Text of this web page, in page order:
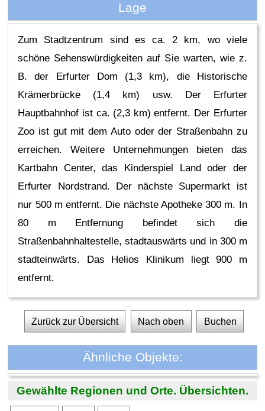
Lage
Zum Stadtzentrum sind es ca. 2 km, wo viele
schöne Sehenswürdigkeiten auf Sie warten, wie z.
B. der Erfurter Dom (1,3 km), die Historische
Krämerbrücke (1,4 km) usw. Der Erfurter
Hauptbahnhof ist ca. (2,3 km) entfernt. Der Erfurter
Zoo ist gut mit dem Auto oder der Straßenbahn zu
erreichen. Weitere Unternehmungen bieten das
Kartbahn Center, das Kinderspiel Land oder der
Erfurter Nordstrand. Der nächste Supermarkt ist
nur 500 m entfernt. Die nächste Apotheke 300 m. In
80 m Entfernung befindet sich die
Straßenbahnhaltestelle, stadtauswärts und in 300 m
stadteinwärts. Das Helios Klinikum liegt 900 m
entfernt.
Zurück zur Übersicht Nach oben Buchen
Ähnliche Objekte:
Gewählte Regionen und Orte. Übersichten.